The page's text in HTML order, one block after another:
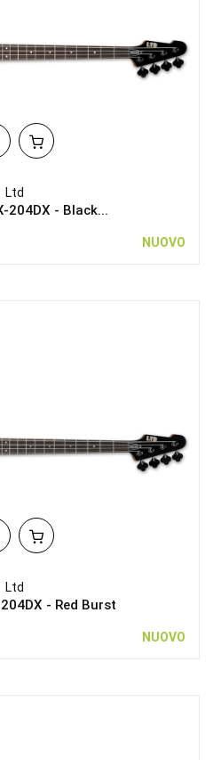
Ltd
204DX - Black...
NUOVO
Ltd
204DX - Red Burst
NUOVO